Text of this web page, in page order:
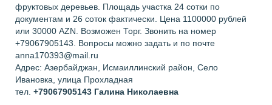
фруктовых деревьев. Площадь участка 24 сотки по
документам и 26 соток фактически. Цена 1100000 рублей
или 30000 AZN. Возможен Торг. Звонить на номер
+79067905143. Вопросы можно задать и по почте
anna170393@mail.ru
Адрес: Азербайджан, Исмаиллинский район, Село
Ивановка, улица Прохладная
тел. +79067905143 Галина Николаевна